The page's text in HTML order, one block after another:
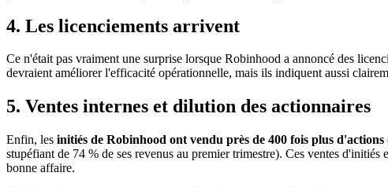
4. Les licenciements arrivent
Ce n'était pas vraiment une surprise lorsque Robinhood a annoncé des
devraient améliorer l'efficacité opérationnelle, mais ils indiquent aussi
5. Ventes internes et dilution des actionnaires
Enfin, les initiés de Robinhood ont vendu près de 400 fois plus
stupéfiant de 74 % de ses revenus au premier trimestre). Ces ventes
bonne affaire.